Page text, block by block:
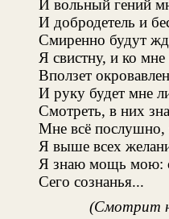
И вольный гений
И добродетель и
Смиренно будут
Я свистну, и ко
Вползет
И руку будет мне
Смотреть, в них
Мне всё
Я выше всех
Я знаю мощь мою:
Сего сознанья...
(Смотрит